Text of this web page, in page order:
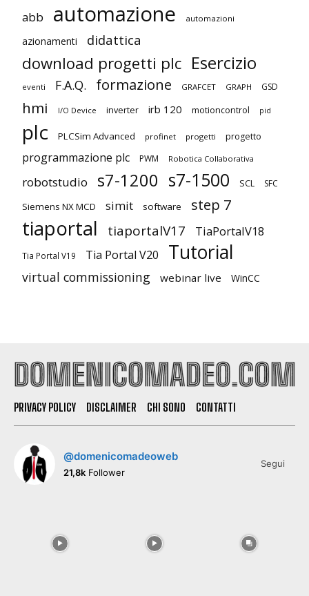
abb automazione automazioni
azionamenti didattica
download progetti plc Esercizio
eventi F.A.Q. formazione GRAFCET GRAPH GSD
hmi I/O Device inverter irb 120 motioncontrol pid
plc PLCSim Advanced profinet progetti progetto
programmazione plc PWM Robotica Collaborativa
robotstudio s7-1200 s7-1500 SCL SFC
Siemens NX MCD simit software step 7
tiaportal tiaportalV17 TiaPortalV18
Tia Portal V19 Tia Portal V20 Tutorial
virtual commissioning webinar live WinCC
PRIVACY POLICY DISCLAIMER CHI SONO CONTATTI
@domenicomadeoweb
21,8k Follower
Segui